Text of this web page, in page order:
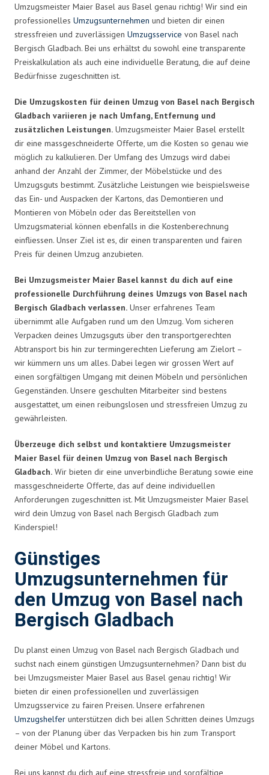
Umzugsmeister Maier Basel aus Basel genau richtig! Wir sind ein
professionelles Umzugsunternehmen und bieten dir einen
stressfreien und zuverlässigen Umzugsservice von Basel nach
Bergisch Gladbach. Bei uns erhältst du sowohl eine transparente
Preiskalkulation als auch eine individuelle Beratung, die auf deine
Bedürfnisse zugeschnitten ist.
Die Umzugskosten für deinen Umzug von Basel nach Bergisch
Gladbach variieren je nach Umfang, Entfernung und
zusätzlichen Leistungen. Umzugsmeister Maier Basel erstellt
dir eine massgeschneiderte Offerte, um die Kosten so genau wie
möglich zu kalkulieren. Der Umfang des Umzugs wird dabei
anhand der Anzahl der Zimmer, der Möbelstücke und des
Umzugsguts bestimmt. Zusätzliche Leistungen wie beispielsweise
das Ein- und Auspacken der Kartons, das Demontieren und
Montieren von Möbeln oder das Bereitstellen von
Umzugsmaterial können ebenfalls in die Kostenberechnung
einfliessen. Unser Ziel ist es, dir einen transparenten und fairen
Preis für deinen Umzug anzubieten.
Bei Umzugsmeister Maier Basel kannst du dich auf eine
professionelle Durchführung deines Umzugs von Basel nach
Bergisch Gladbach verlassen. Unser erfahrenes Team
übernimmt alle Aufgaben rund um den Umzug. Vom sicheren
Verpacken deines Umzugsguts über den transportgerechten
Abtransport bis hin zur termingerechten Lieferung am Zielort –
wir kümmern uns um alles. Dabei legen wir grossen Wert auf
einen sorgfältigen Umgang mit deinen Möbeln und persönlichen
Gegenständen. Unsere geschulten Mitarbeiter sind bestens
ausgestattet, um einen reibungslosen und stressfreien Umzug zu
gewährleisten.
Überzeuge dich selbst und kontaktiere Umzugsmeister
Maier Basel für deinen Umzug von Basel nach Bergisch
Gladbach. Wir bieten dir eine unverbindliche Beratung sowie eine
massgeschneiderte Offerte, das auf deine individuellen
Anforderungen zugeschnitten ist. Mit Umzugsmeister Maier Basel
wird dein Umzug von Basel nach Bergisch Gladbach zum
Kinderspiel!
Günstiges
Umzugsunternehmen für
den Umzug von Basel nach
Bergisch Gladbach
Du planst einen Umzug von Basel nach Bergisch Gladbach und
suchst nach einem günstigen Umzugsunternehmen? Dann bist du
bei Umzugsmeister Maier Basel aus Basel genau richtig! Wir
bieten dir einen professionellen und zuverlässigen
Umzugsservice zu fairen Preisen. Unsere erfahrenen
Umzugshelfer unterstützen dich bei allen Schritten deines Umzugs
– von der Planung über das Verpacken bis hin zum Transport
deiner Möbel und Kartons.
Bei uns kannst du dich auf eine stressfreie und sorgfältige